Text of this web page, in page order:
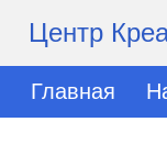
Центр
Главная